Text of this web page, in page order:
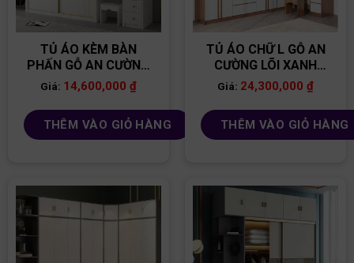
TỦ ÁO KÈM BÀN
PHẤN GỖ AN CƯỜNG
LÕI XANH TA170
Giá: 14,600,000 ₫
THÊM VÀO GIỎ HÀNG
TỦ ÁO CHỮ L GỖ AN
CƯỜNG LÕI XANH
TA166
Giá: 24,300,000₫
THÊM VÀO GIỎ HÀNG